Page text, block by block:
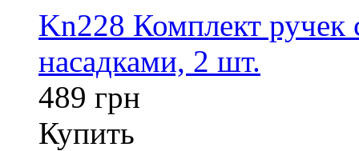
Kn228 Комплект
насадками, 2 шт.
489 грн
Купить